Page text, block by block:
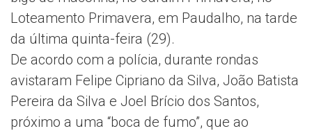
Loteamento Primavera, em Paudalho, na tarde
da última quinta-feira (29).
De acordo com a polícia, durante rondas
avistaram Felipe Cipriano da Silva, João Batista
Pereira da Silva e Joel Brício dos Santos,
próximo a uma “boca de fumo”, que ao